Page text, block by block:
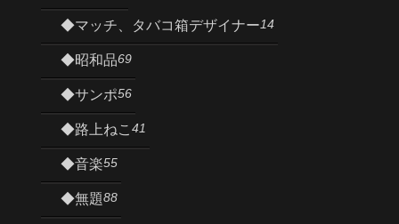
◆マッチ、タバコ箱デザイナー14
◆昭和品69
◆サンポ56
◆路上ねこ 41
◆音楽55
◆無題88